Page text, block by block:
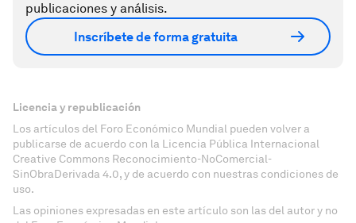
publicaciones y análisis.
Inscríbete de forma gratuita
Licencia y republicación
Los artículos del Foro Económico Mundial pueden volver a
publicarse de acuerdo con la Licencia Pública Internacional
Creative Commons Reconocimiento-NoComercial-
SinObraDerivada 4.0, y de acuerdo con nuestras condiciones de
uso.
Las opiniones expresadas en este artículo son las del autor y no